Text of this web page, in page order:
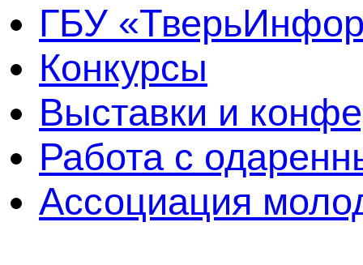
ГБУ
Конкурсы
Выставки и
Работа с
Ассоциация